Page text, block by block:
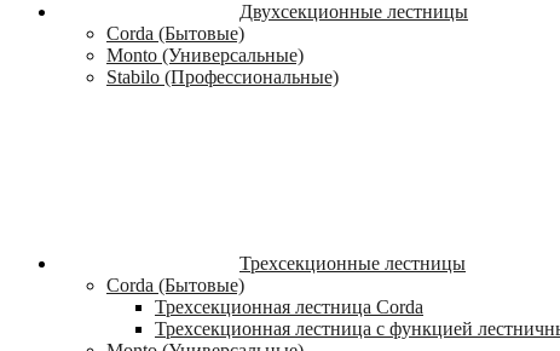
Двухсекционные лестницы
Corda (Бытовые)
Monto (Универсальные)
Stabilo (Профессиональные)
Трехсекционные лестницы
Corda (Бытовые)
Трехсекционная лестница Corda
Трехсекционная лестница с функцией